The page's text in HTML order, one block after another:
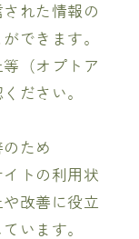
れた情報の
できます。
（オプトア
ださい。
ため
トの利用状
改善に役立
います。